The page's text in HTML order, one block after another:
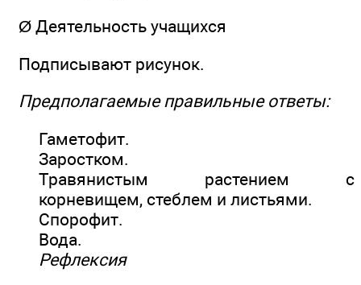
Ø Деятельность учащихся
Подписывают рисунок.
Предполагаемые правильные ответы:
Гаметофит.
Заростком.
Травянистым растением с
корневищем, стеблем и листьями.
Спорофит.
Вода.
Рефлексия